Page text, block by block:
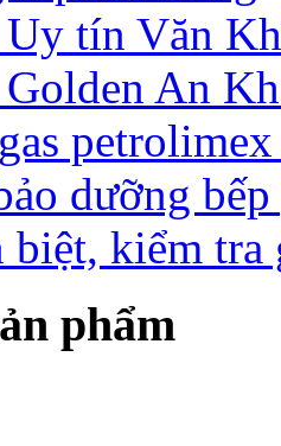
tín Văn
An
dưỡng
biệt, kiểm
phẩm